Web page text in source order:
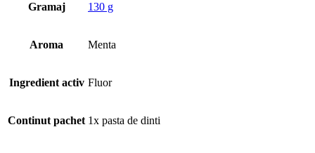
Gramaj 130 g
Aroma Menta
Ingredient activ Fluor
Continut pachet 1x pasta de dinti